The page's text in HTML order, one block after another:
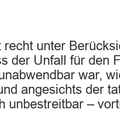
recht unter
der Unfall für den
war,
angesichts der
unbestreitbar –